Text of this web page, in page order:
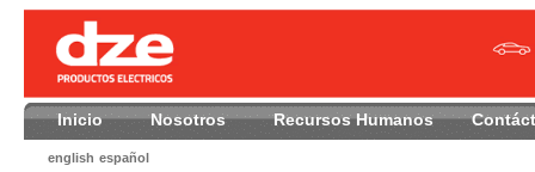
Inicio Nosotros Recursos Humanos
english español